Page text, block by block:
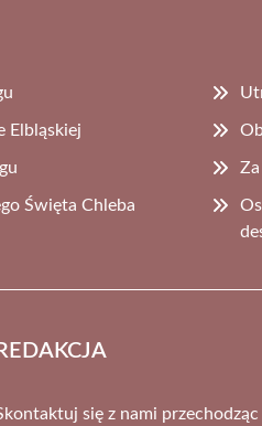
Elbląskiej
Święta Chleba
REDAKCJA
się z nami